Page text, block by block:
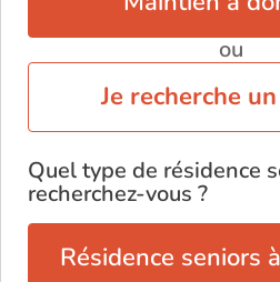
ou
Je recherche
Quel type de résidence
recherchez-vous ?
Résidence seniors